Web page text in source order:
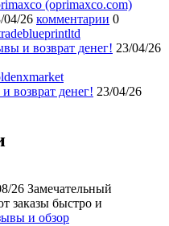
(oprimaxco.com)
04/26 комментарии 0
и возврат денег! 23/04/26
возврат денег! 23/04/26
26 Замечательный
заказы быстро и
и обзор